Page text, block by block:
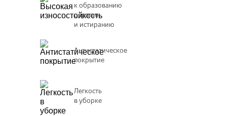
к образованию
царапин
и истиранию
Антистатическое
покрытие
Легкость
в уборке